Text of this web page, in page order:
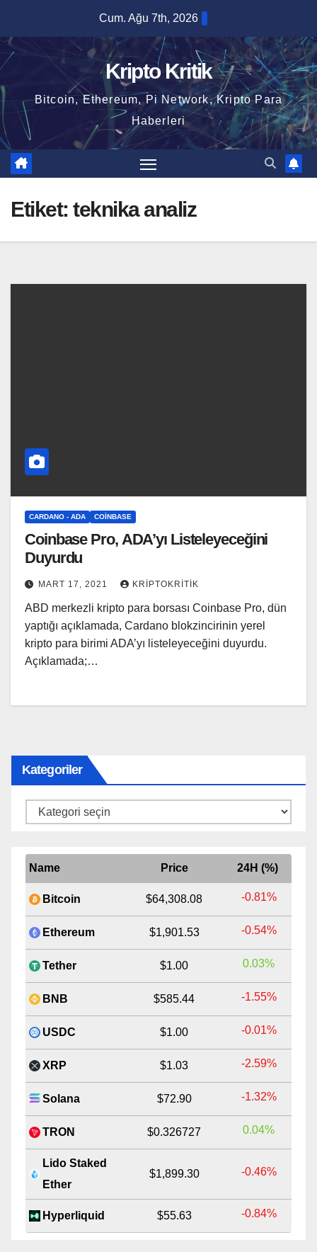
content
Cum. Ağu 7th, 2026
Kripto Kritik
Bitcoin, Ethereum, Pi Network, Kripto Para
Haberleri
Etiket: teknika analiz
CARDANO - ADA COINBASE
Coinbase Pro, ADA’yı Listeleyeceğini
Duyurdu
MART 17, 2021 KRIPTOKRITIK
ABD merkezli kripto para borsası Coinbase Pro, dün
yaptığı açıklamada, Cardano blokzincirinin yerel
kripto para birimi ADA’yı listeleyeceğini duyurdu.
Açıklamada;…
Kategoriler
Kategoriler
Name Price 24H (%)
Bitcoin $64,308.08 -0.81%
Ethereum $1,901.53 -0.54%
Tether $1.00 0.03%
BNB $585.44 -1.55%
USDC $1.00 -0.01%
XRP $1.03 -2.59%
Solana $72.90 -1.32%
TRON $0.326727 0.04%
Lido Staked
Ether
$1,899.30 -0.46%
Hyperliquid $55.63 -0.84%